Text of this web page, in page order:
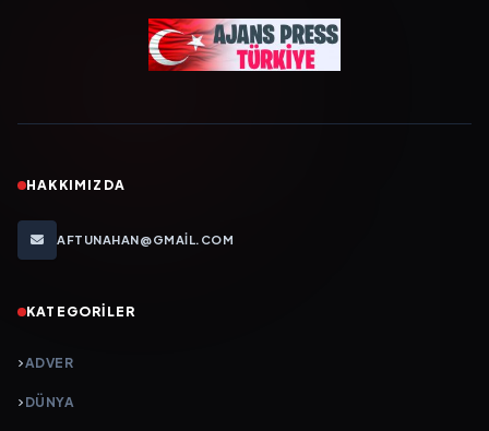
HAKKIMIZDA
AFTUNAHAN@GMAIL.COM
KATEGORILER
ADVER
DÜNYA